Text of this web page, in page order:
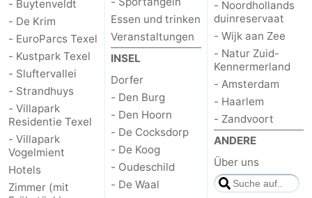
- Buytenveldt
- De Krim
- EuroParcs Texel
- Kustpark Texel
- Sluftervallei
- Strandhuys
- Villapark
Residentie Texel
- Villapark
Vogelmient
Hotels
Zimmer (mit
Essen und trinken
Veranstaltungen
INSEL
Dorfer
- Den Burg
- Den Hoorn
- De Cocksdorp
- De Koog
- Oudeschild
- De Waal
- Noordhollands
duinreservaat
- Wijk aan Zee
- Natur Zuid-
Kennermerland
- Amsterdam
- Haarlem
- Zandvoort
ANDERE
Über uns